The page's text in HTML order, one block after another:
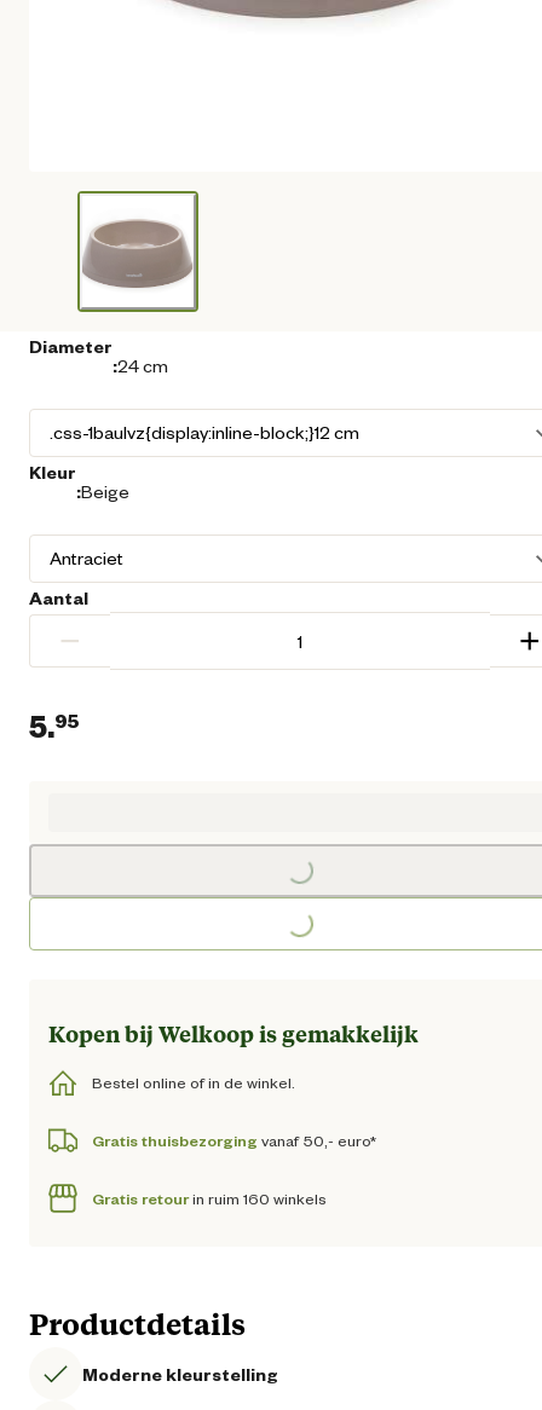
Diameter
:24 cm
Kleur
:Beige
Aantal
− +
5.95
Loading...
Loading...
Kopen bij Welkoop is gemakkelijk
Bestel online of in de winkel.
Gratis thuisbezorging vanaf 50,- euro*
Gratis retourin ruim 160 winkels
Productdetails
Moderne kleurstelling